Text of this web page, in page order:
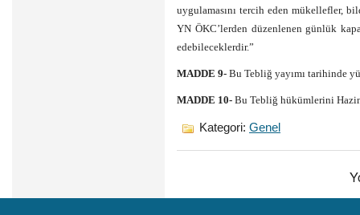
uygulamasını tercih eden mükellefler,
YN ÖKC’lerden düzenlenen günlük
edebileceklerdir.”
MADDE 9- Bu Tebliğ yayımı tarihinde
MADDE 10- Bu Tebliğ hükümlerini
Kategori: Genel